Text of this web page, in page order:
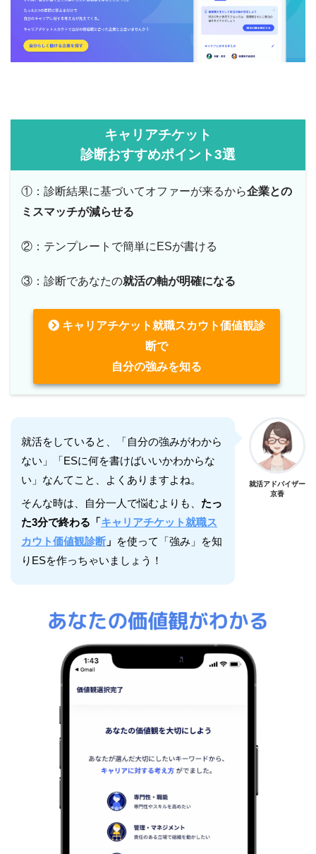
キャリアチケット
診断おすすめポイント3選
①：診断結果に基づいてオファーが来るから企業との
ミスマッチが減らせる
②：テンプレートで簡単にESが書ける
③：診断であなたの就活の軸が明確になる
キャリアチケット就職スカウト価値観診
断で
自分の強みを知る
就活をしていると、「自分の強みがわから
ない」「ESに何を書けばいいかわからな
い」なんてこと、よくありますよね。
そんな時は、自分一人で悩むよりも、 たっ
た3分で終わる「キャリアチケット就職ス
カウト価値観診断 」 を使って「強み」を知
りESを作っちゃいましょう！
就活アドバイザー
京香